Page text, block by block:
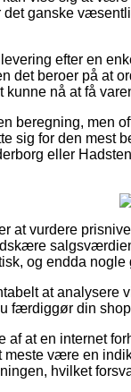
ganske
efter en
det beroer på at
nå at få
beregning, men
sig for den mest
eller
at vurdere
og endda
at analysere
færdiggør din
at en internet
være en
hvilket